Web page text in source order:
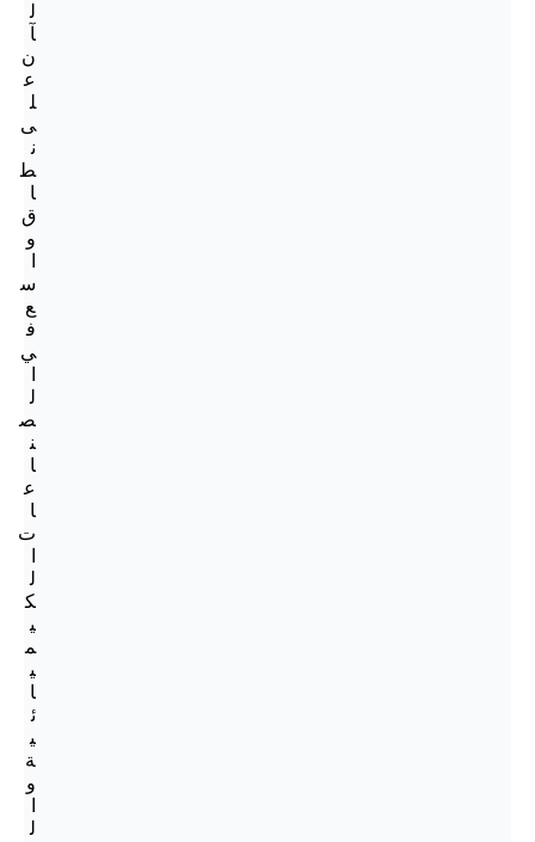
ل
آ
ن
ع
ل
ى
ن
ط
ا
ق
و
س
ع
ف
ي
ل
ص
ن
ا
ع
ا
ت
ل
ك
ي
م
ي
ا
ئ
ي
ة
و
ل